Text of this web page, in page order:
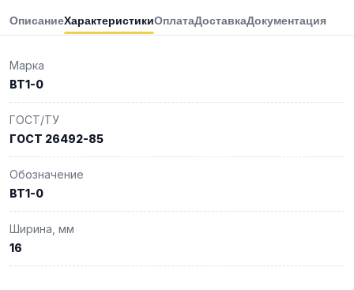
ОписаниеХарактеристикиОплатаДоставкаДокументация
Марка
ВТ1-0
ГОСТ/ТУ
ГОСТ 26492-85
Обозначение
ВТ1-0
Ширина, мм
16